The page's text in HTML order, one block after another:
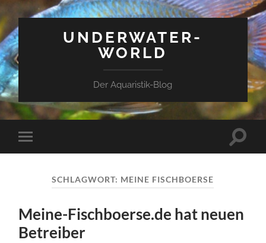
UNDERWATER-
WORLD
Der Aquaristik-Blog
Mobile-
Menü
SCHLAGWORT: MEINE FISCHBOERSE
Meine-Fischboerse.de hat neuen
Betreiber